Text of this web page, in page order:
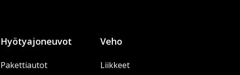
Hyötyajoneuvot
Pakettiautot
Veho
Liikkeet